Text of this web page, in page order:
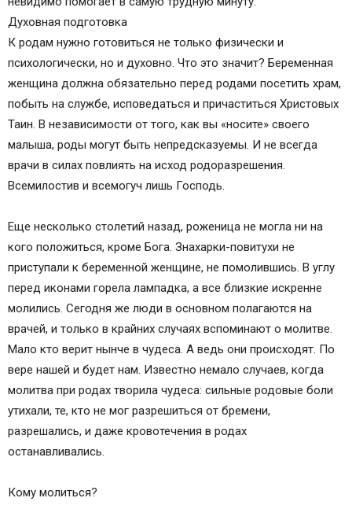
Молитва о помощи в родах
Молитвы на роды: комментарии
Комментариев — 2,
Молитва перед родами матроне
Молитва Помощница в родах
Молитва перед родами
Молитва -помощница беременной женщины в
родах
Духовная подготовка к родам
Рекомендуем к просмотру видео о молитвах
беременных
Избранные статьи
11 Неделя акушерский срок
Обязательно сцеживать молоко после
кормления
Мужские гормоны в таблетках для женщин
Раннее старение плаценты форум
Риностоп при беременности 3 триместр
Температура для месячных индюшат
Как отходит пробка у беременных перед
родами
Популярные статьи
Духовная подготовка
К родам нужно готовиться не только физически и
психологически, но и духовно. Что это значит? Беременная
женщина должна обязательно перед родами посетить храм,
побыть на службе, исповедаться и причаститься Христовых
Таин. В независимости от того, как вы «носите» своего
малыша, роды могут быть непредсказуемы. И не всегда
врачи в силах повлиять на исход родоразрешения.
Всемилостив и всемогуч лишь Господь.
Еще несколько столетий назад, роженица не могла ни на
кого положиться, кроме Бога. Знахарки-повитухи не
приступали к беременной женщине, не помолившись. В углу
перед иконами горела лампадка, а все близкие искренне
молились. Сегодня же люди в основном полагаются на
врачей, и только в крайних случаях вспоминают о молитве.
Мало кто верит нынче в чудеса. А ведь они происходят. По
вере нашей и будет нам. Известно немало случаев, когда
молитва при родах творила чудеса: сильные родовые боли
утихали, те, кто не мог разрешиться от бремени,
разрешались, и даже кровотечения в родах
останавливались.
Кому молиться?